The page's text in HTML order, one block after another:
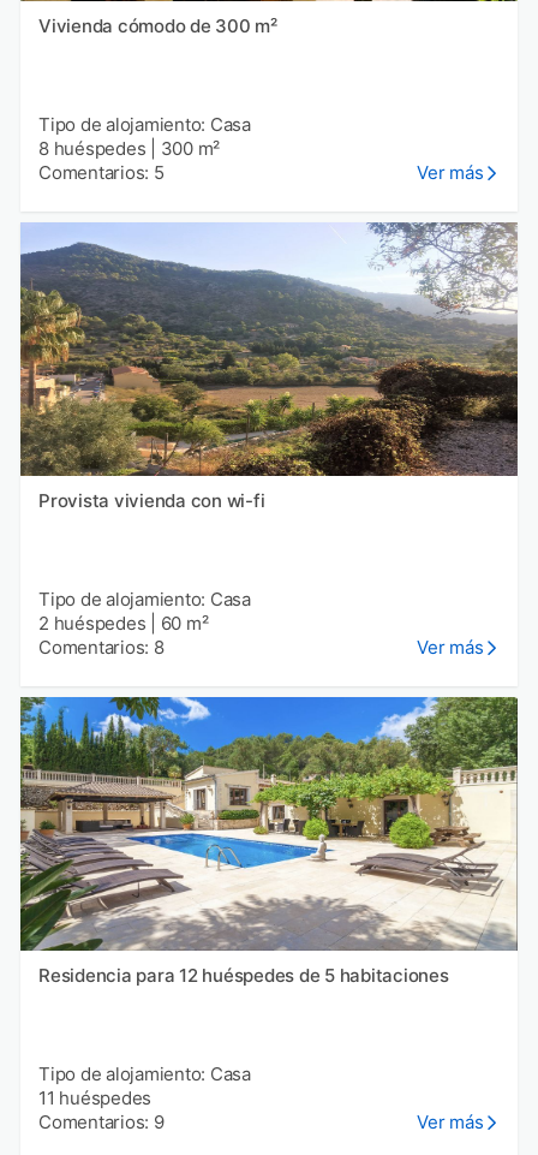
Vivienda cómodo de 300 m²
Tipo de alojamiento: Casa
8 huéspedes
300 m²
Comentarios: 5
Ver más
Provista vivienda con wi-fi
Tipo de alojamiento: Casa
2 huéspedes
60 m²
Comentarios: 8
Ver más
Residencia para 12 huéspedes de 5 habitaciones
Tipo de alojamiento: Casa
11 huéspedes
Comentarios: 9
Ver más